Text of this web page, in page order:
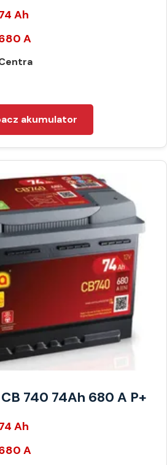
Ah
A
akumulator
740 74Ah 680 A P+
Ah
A